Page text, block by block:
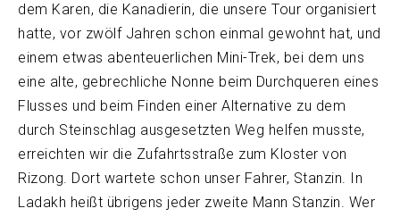
dem Karen, die Kanadierin, die unsere Tour organisiert
hatte, vor zwölf Jahren schon einmal gewohnt hat, und
einem etwas abenteuerlichen Mini-Trek, bei dem uns
eine alte, gebrechliche Nonne beim Durchqueren eines
Flusses und beim Finden einer Alternative zu dem
durch Steinschlag ausgesetzten Weg helfen musste,
erreichten wir die Zufahrtsstraße zum Kloster von
Rizong. Dort wartete schon unser Fahrer, Stanzin. In
Ladakh heißt übrigens jeder zweite Mann Stanzin. Wer